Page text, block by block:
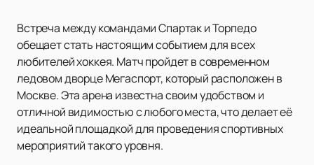
Встреча между командами Спартак и Торпедо
обещает стать настоящим событием для всех
любителей хоккея. Матч пройдет в современном
ледовом дворце Мегаспорт, который расположен в
Москве. Эта арена известна своим удобством и
отличной видимостью с любого места, что делает её
идеальной площадкой для проведения спортивных
мероприятий такого уровня.